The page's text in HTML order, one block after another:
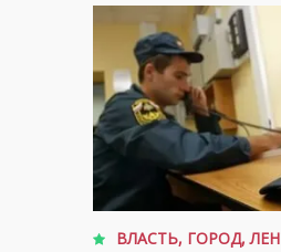
ВЛАСТЬ, ГОРОД,